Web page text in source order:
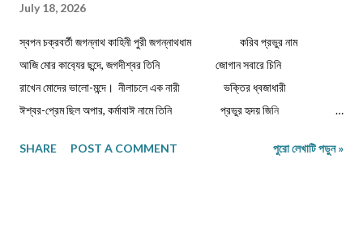
July 18, 2026
স্বপন চক্রবর্তী জগন্নাথ কাহিনী পুরী জগন্নাথধাম করিব প্রভুর নাম
আজি মোর কাব‍্যের ছন্দে, জগদীশ্বর তিনি জোগান সবারে চিনি
রাখেন মোদের ভালো-মন্দে। নীলাচলে এক নারী ভক্তির ধ্বজাধারী
ঈশ্বর-প্রেম ছিল অপার, কর্মাবাঈ নামে তিনি প্রভুর হৃদয় জিনি
SHARE
POST A COMMENT পুরো লেখাটি পড়ুন »